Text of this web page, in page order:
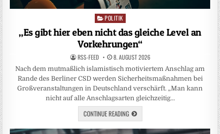
Posted
POLITIK
„Es gibt hier eben nicht das gleiche Level an
Vorkehrungen“
RSS-FEED 8. AUGUST 2026
Nach dem mutmaßlich islamistisch motiviertem Anschlag am
Rande des Berliner CSD werden Sicherheitsmaßnahmen bei
Großveranstaltungen in Deutschland verschärft. „Man kann
nicht auf alle Anschlagsarten gleichzeitig…
CONTINUE READING